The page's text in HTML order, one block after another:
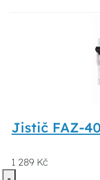
Jistič FAZ-
1 289 Kč